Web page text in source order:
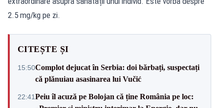
2.5 mg/kg pe zi.
CITEȘTE ȘI
15:50Complot dejucat în Serbia: doi bărbați, suspectați
că plănuiau asasinarea lui Vučić
22:41Peiu îl acuză pe Bolojan că ține România pe loc: